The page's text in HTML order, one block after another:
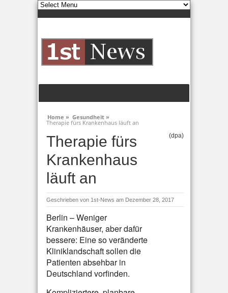
Home » Gesundheit »
Therapie fürs Krankenhaus läuft an
Therapie fürs
Krankenhaus
läuft an
(dpa)
Geschrieben von 1st-News am Dezember 28, 2017
Berlin – Weniger
Krankenhäuser, aber dafür
bessere: Eine so veränderte
Kliniklandschaft sollen die
Patienten absehbar in
Deutschland vorfinden.